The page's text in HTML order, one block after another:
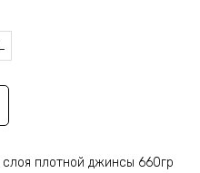
плотной джинсы 660гр